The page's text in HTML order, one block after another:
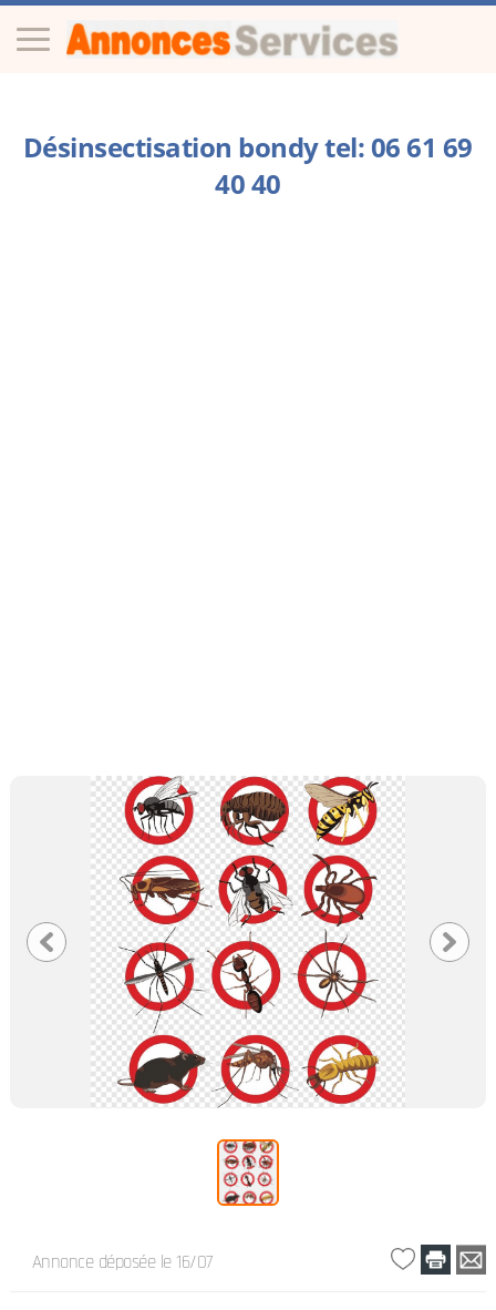
Désinsectisation bondy tel: 06 61 69
40 40
Annonce déposée le 16/07